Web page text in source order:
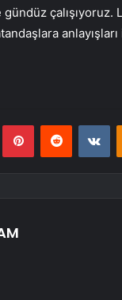
çalışıyoruz.
PinterestReddit